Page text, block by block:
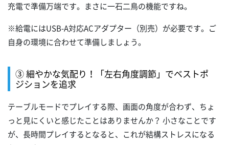
充電で準備万端です。まさに一石二鳥の機能ですね。
※給電にはUSB-A対応ACアダプター（別売）が必要です。ご
自身の環境に合わせて準備しましょう。
③ 細やかな気配り！「左右角度調節」でベストポ
ジションを追求
テーブルモードでプレイする際、画面の角度が合わず、ちょ
っと見にくいと感じたことはありませんか？ 小さなことです
が、長時間プレイするとなると、これが結構ストレスになる